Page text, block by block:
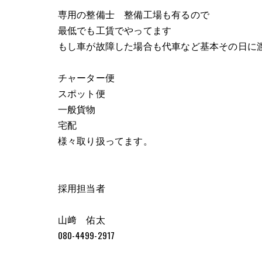
専用の整備士 整備工場も有るので
最低でも工賃でやってます
もし車が故障した場合も代車など基本その日に
チャーター便
スポット便
一般貨物
宅配
様々取り扱ってます。
採用担当者
山﨑 佑太
080-4499-2917